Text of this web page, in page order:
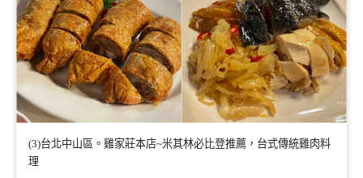
(3)台北中山區。雞家莊本店~米其林必比登推薦，台式傳統雞肉料
理